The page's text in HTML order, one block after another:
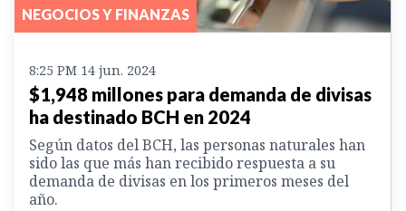
NEGOCIOS Y FINANZAS
8:25 PM 14 jun. 2024
$1,948 millones para demanda de divisas
ha destinado BCH en 2024
Según datos del BCH, las personas naturales han
sido las que más han recibido respuesta a su
demanda de divisas en los primeros meses del
año.